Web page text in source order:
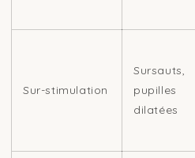
Sur-stimulation
Sursauts,
pupilles
dilatées